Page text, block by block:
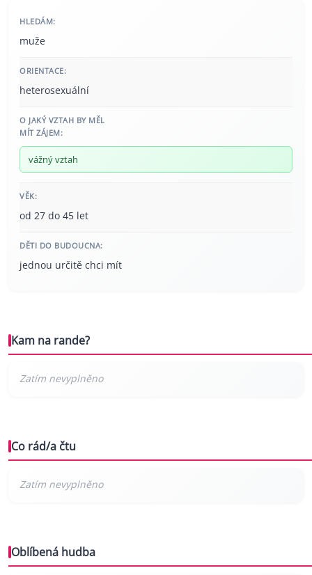
HLEDÁM:
muže
ORIENTACE:
heterosexuální
O JAKÝ VZTAH BY MĚL
MÍT ZÁJEM:
vážný vztah
VĚK:
od 27 do 45 let
DĚTI DO BUDOUCNA:
jednou určitě chci mít
Kam na rande?
Co rád/a čtu
Oblíbená hudba